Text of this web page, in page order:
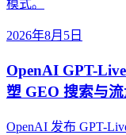
模式。
2026年8月5日
OpenAI GPT-
塑 GEO 搜索与流
OpenAI 发布 GPT-